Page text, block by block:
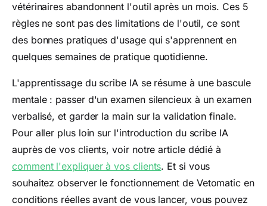
vétérinaires abandonnent l'outil après un mois. Ces 5
règles ne sont pas des limitations de l'outil, ce sont
des bonnes pratiques d'usage qui s'apprennent en
quelques semaines de pratique quotidienne.
L'apprentissage du scribe IA se résume à une bascule
mentale : passer d'un examen silencieux à un examen
verbalisé, et garder la main sur la validation finale.
Pour aller plus loin sur l'introduction du scribe IA
auprès de vos clients, voir notre article dédié à
comment l'expliquer à vos clients. Et si vous
souhaitez observer le fonctionnement de Vetomatic en
conditions réelles avant de vous lancer, vous pouvez